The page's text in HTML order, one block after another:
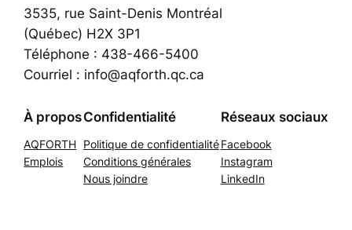
3535, rue Saint-Denis Montréal
(Québec) H2X 3P1
Téléphone : 438-466-5400
Courriel : info@aqforth.qc.ca
À propos
AQFORTH
Emplois
Confidentialité
Politique de confidentialité
Conditions générales
Nous joindre
Réseaux sociaux
Facebook
Instagram
LinkedIn